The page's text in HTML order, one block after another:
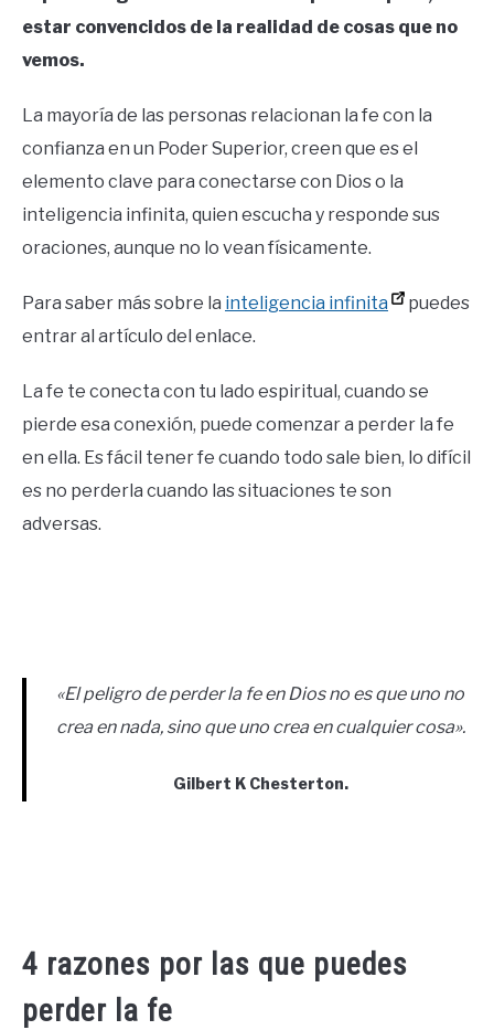
estar convencidos de la realidad de cosas que no
vemos.
La mayoría de las personas relacionan la fe con la
confianza en un Poder Superior, creen que es el
elemento clave para conectarse con Dios o la
inteligencia infinita, quien escucha y responde sus
oraciones, aunque no lo vean físicamente.
Para saber más sobre la inteligencia infinita
puedes
entrar al artículo del enlace.
La fe te conecta con tu lado espiritual, cuando se
pierde esa conexión, puede comenzar a perder la fe
en ella. Es fácil tener fe cuando todo sale bien, lo difícil
es no perderla cuando las situaciones te son
adversas.
«El peligro de perder la fe en Dios no es que uno no
crea en nada, sino que uno crea en cualquier cosa».
Gilbert K Chesterton.
4 razones por las que puedes
perder la fe